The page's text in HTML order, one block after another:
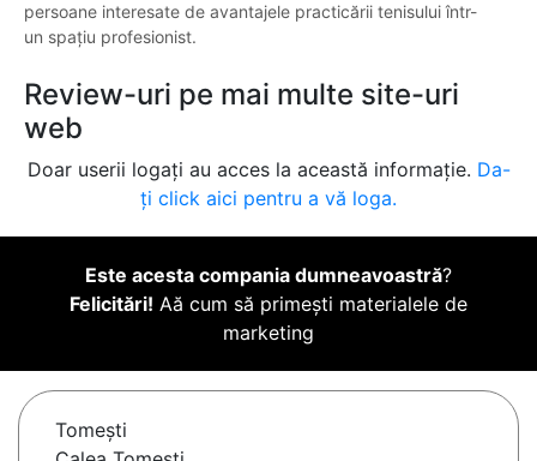
persoane interesate de avantajele practicării tenisului într-
un spațiu profesionist.
Review-uri pe mai multe site-uri
web
Doar userii logați au acces la această informație. Da-
ți click aici pentru a vă loga.
Este acesta compania dumneavoastră?
Felicitări! Aă cum să primești materialele de
marketing
Tomeşti